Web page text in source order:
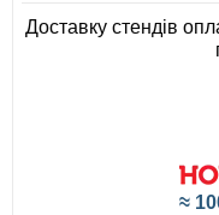
Доставку стендів
≈